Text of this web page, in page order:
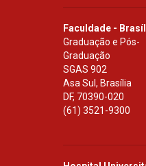
Faculdade -
Graduação e Pós-
Graduação
SGAS 902
Asa Sul, Brasília
DF, 70390-020
(61) 3521-9300